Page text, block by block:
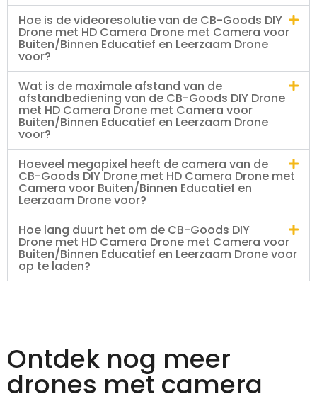
Hoe is de videoresolutie van de CB-Goods DIY
Drone met HD Camera Drone met Camera voor
Buiten/Binnen Educatief en Leerzaam Drone
voor?
Wat is de maximale afstand van de
afstandbediening van de CB-Goods DIY Drone
met HD Camera Drone met Camera voor
Buiten/Binnen Educatief en Leerzaam Drone
voor?
Hoeveel megapixel heeft de camera van de
CB-Goods DIY Drone met HD Camera Drone met
Camera voor Buiten/Binnen Educatief en
Leerzaam Drone voor?
Hoe lang duurt het om de CB-Goods DIY
Drone met HD Camera Drone met Camera voor
Buiten/Binnen Educatief en Leerzaam Drone voor
op te laden?
Ontdek nog meer
drones met camera